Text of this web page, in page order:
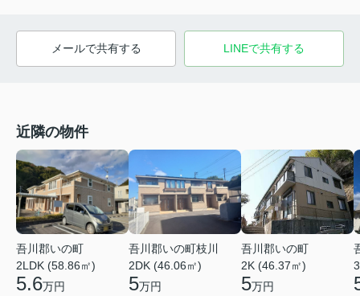
メールで共有する LINEで共有する
近隣の物件
吾川郡いの町
2LDK (58.86㎡)
5.6万円
吾川郡いの町枝川
2DK (46.06㎡)
5万円
吾川郡いの町
2K (46.37㎡)
5万円